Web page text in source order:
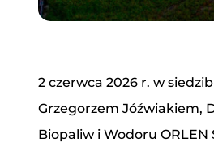
2 czerwca 2026 r. w
Grzegorzem Jóźwiakiem,
Biopaliw i Wodoru ORLEN